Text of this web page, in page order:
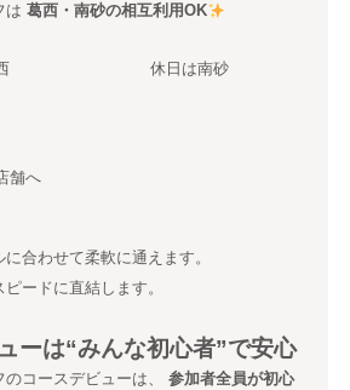
は葛西・南砂の相互利用OK
休日は南砂
舗へ
合わせて柔軟に通えます。
ードに直結します。
ーは“みんな初心者”で安心
のコースデビューは、参加者全員が初心